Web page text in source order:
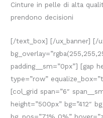
Cinture in pelle di alta
prendono decisioni
[/text_box] [/ux_banner] [/
padding__sm=”0px”] [gap
type=”row”
[col_grid span=”6″
height=”500px” bg=”412″